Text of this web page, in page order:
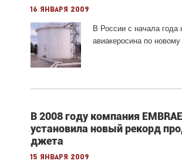
16 января 2009
В России с начала года
авиакеросина по новому
В 2008 году компания
установила новый рекорд
джета
15 января 2009